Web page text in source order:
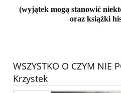
(wyjątek mogą stanowić
oraz książki
WSZYSTKO O CZYM NIE
Krzystek